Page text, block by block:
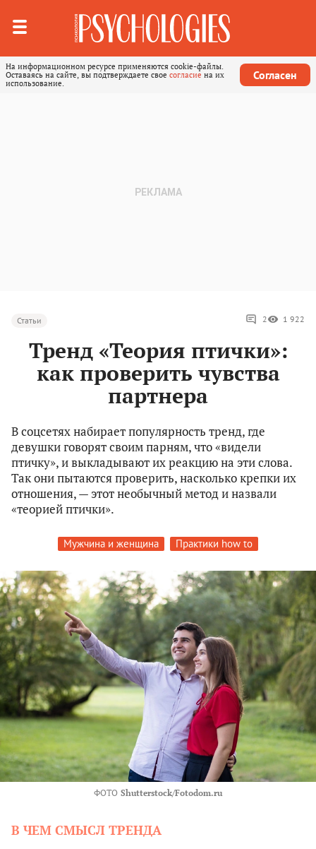
На информационном ресурсе применяются cookie-файлы.
Оставаясь на сайте, вы подтверждаете свое согласие на их
использование.
Согласен
Статьи 2 1 922
Тренд «Теория птички»:
как проверить чувства
партнера
В соцсетях набирает популярность тренд, где
девушки говорят своим парням, что «видели
птичку», и выкладывают их реакцию на эти слова.
Так они пытаются проверить, насколько крепки их
отношения, — этот необычный метод и назвали
«теорией птички».
Мужчина и женщина Практики how to
ФОТО Shutterstock/Fotodom.ru
В ЧЕМ СМЫСЛ ТРЕНДА